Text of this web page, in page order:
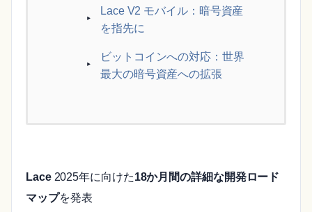
Lace V2 モバイル：暗号資産
を指先に
ビットコインへの対応：世界
最大の暗号資産への拡張
Lace 2025年に向けた18か月間の詳細な開発ロード
マップを発表